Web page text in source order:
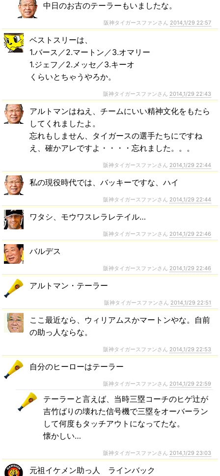
中日のお古のテーラーもいましたな。
阪神タイガースファンさん 2014,1/29 22:57
ベストスリーは、
1.バース／2.マートン／3.オマリー
1.ジェフ／2.メッセ／3.キーオ
くらいとちゃうやろか。
阪神タイガースファンさん 2014,1/29 22:43
アルトマンはねえ、チームにいい精神文化をもたら
してくれましたよ。
忘れもしません、タイガースの選手たちにですね
え、確かアレですよ・・・・忘れました。。。
阪神タイガースファンさん 2014,1/29 22:44
私の現役時代では、バッキーですな、ハイ
阪神タイガースファンさん 2014,1/29 22:44
ワタシ、モウワスレラレテイル…
阪神タイガースファンさん 2014,1/29 22:46
バルデス
阪神タイガースファンさん 2014,1/29 22:46
アルトマン・テーラー
阪神タイガースファンさん 2014,1/29 22:51
ここ最近なら、ウィリアムスかマートンやな。自前
の助っ人ならな。
阪神タイガースファンさん 2014,1/29 22:53
自分のヒーローはテーラー
阪神タイガースファンさん 2014,1/29 22:59
テーラーと言えば、当時三塁コーチのヒゲ辻が
吉竹ばりの壊れた信号機で三塁をオーバーラン
して何度もタッチアウトになってたな。
懐かしい…
阪神タイガースファンさん 2014,1/29 23:03
元祖イケメン助っ人 ラインバック